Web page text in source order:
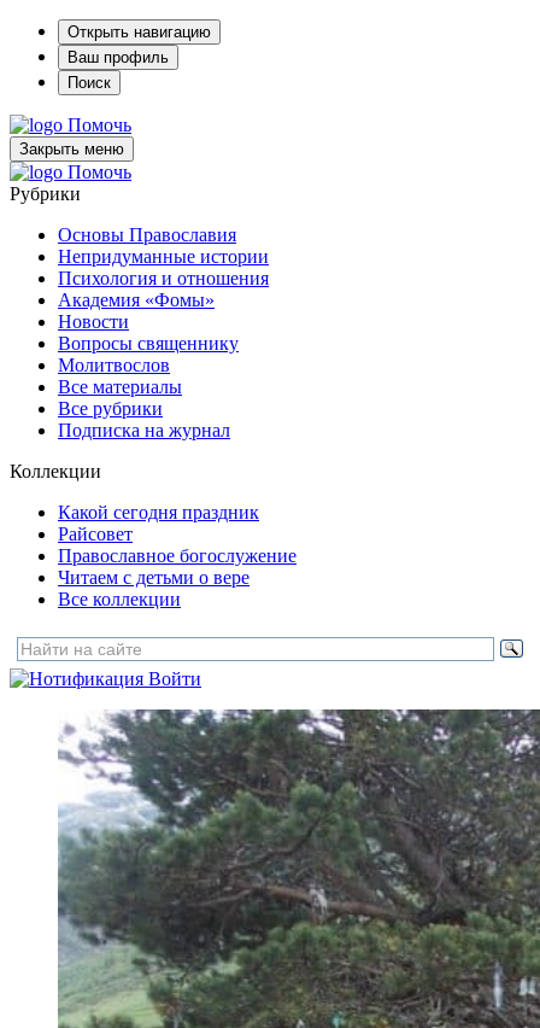
Открыть навигацию
Ваш профиль
Поиск
Помочь
Закрыть меню
Помочь
Рубрики
Основы Православия
Непридуманные истории
Психология и отношения
Академия «Фомы»
Новости
Вопросы священнику
Молитвослов
Все материалы
Все рубрики
Подписка на журнал
Коллекции
Какой сегодня праздник
Райсовет
Православное богослужение
Читаем с детьми о вере
Все коллекции
Войти